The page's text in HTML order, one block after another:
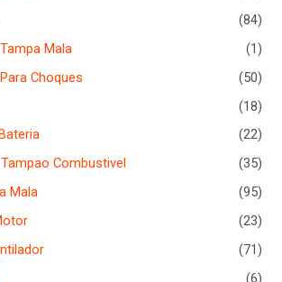
(84)
Mala
(1)
Choques
(50)
(18)
(22)
Combustivel
(35)
Mala
(95)
(23)
(71)
(6)